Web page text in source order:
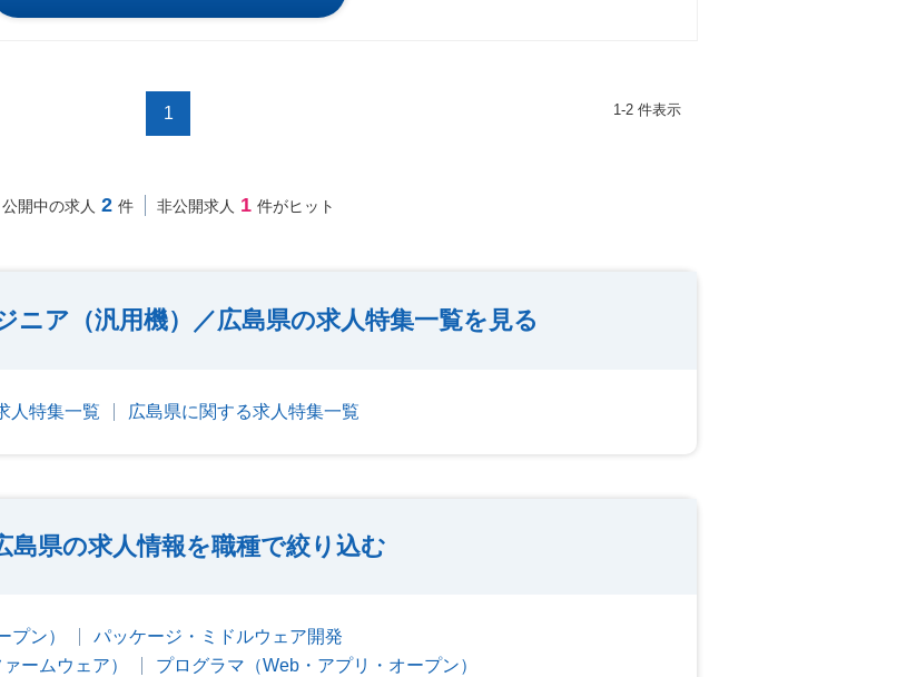
1 1-2 件表示
公開中の求人 2 件 非公開求人 1 件がヒット
ニア（汎用機）／広島県の求人特集一覧を見る
人特集一覧 広島県に関する求人特集一覧
島県の求人情報を職種で絞り込む
プン）
パッケージ・ミドルウェア開発
ームウェア）
プログラマ（Web・アプリ・オープン）